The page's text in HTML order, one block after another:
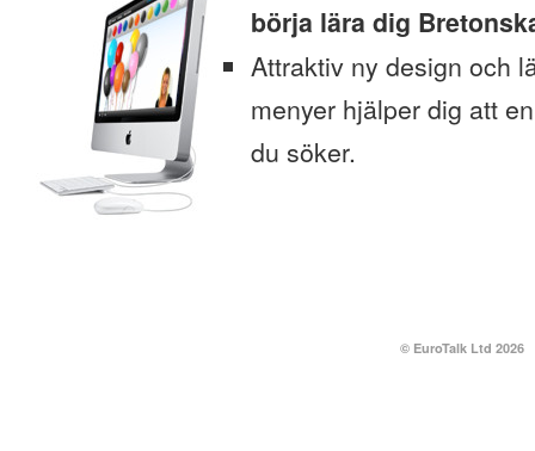
börja lära dig
Attraktiv ny design och
menyer hjälper dig att
du söker.
© EuroTalk Ltd 2026